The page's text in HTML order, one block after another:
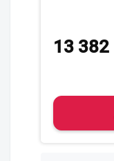
13 382